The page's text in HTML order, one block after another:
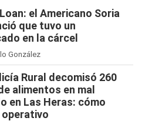
el Americano Soria
que tuvo un
en la cárcel
González
Rural decomisó 260
alimentos en mal
en Las Heras: cómo